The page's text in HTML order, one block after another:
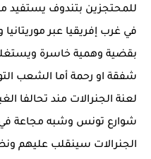
للمحتجزين بتندوف يستفيد
في غرب إفريقيا عبر
بقضية وهمية خاسرة
شفقة او رحمة أما الشعب
لعنة الجنرالات مند تحالفا
شوارع تونس وشبه مجاعة في
الجنرالات سينقلب عليهم